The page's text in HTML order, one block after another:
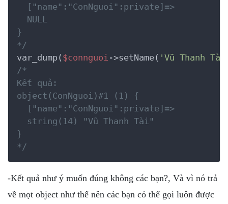
  ["name":"ConNguoi":private]=>
  NULL
}
*/
var_dump( $connguoi ->setName( 'Vũ Thanh
/*
Kết quả:
object(ConNguoi)#1 (1) {
  ["name":"ConNguoi":private]=>
  string(14) "Vũ Thanh Tài"
}
*/
-Kết quả như ý muốn đúng không các bạn?, Và vì nó trả
về mọt object như thế nên các bạn có thể gọi luôn được